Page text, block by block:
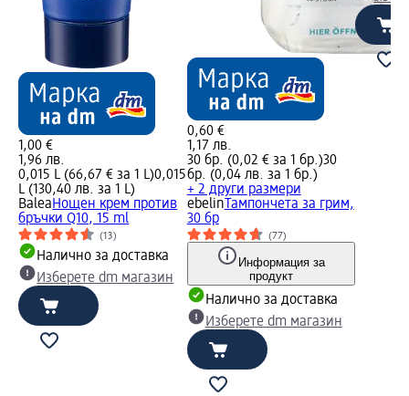
1,00 €
1,96 лв.
0,015 L (66,67 € за 1 L)0,015
L (130,40 лв. за 1 L)
BaleaНощен крем против
бръчки Q10, 15 ml
(13)
Налично за доставка
Изберете dm магазин
0,60 €
1,17 лв.
30 бр. (0,02 € за 1 бр.)30
бр. (0,04 лв. за 1 бр.)
+ 2 други размери
ebelin Тампончета за грим,
30 бр
(77)
Информация за
продукт
Налично за доставка
Изберете dm магазин